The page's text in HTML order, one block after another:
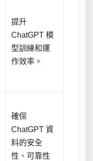
提升
ChatGPT 模
型訓練和運
作效率。
確保
ChatGPT 資
料的安全
性、可靠性